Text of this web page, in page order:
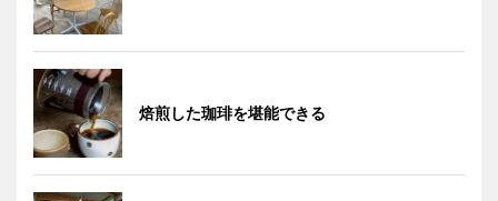
焙煎した珈琲を堪能できる